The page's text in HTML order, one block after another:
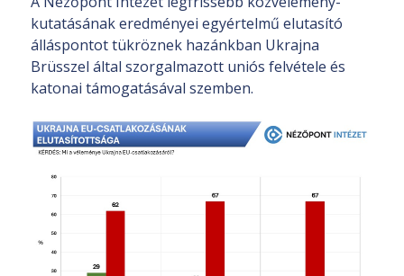
kutatásának eredményei egyértelmű elutasító
álláspontot tükröznek hazánkban Ukrajna
Brüsszel által szorgalmazott uniós felvétele és
katonai támogatásával szemben.